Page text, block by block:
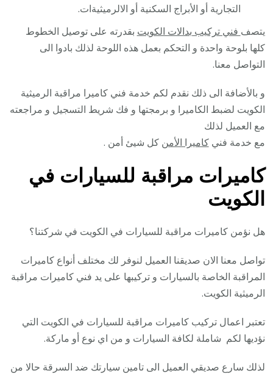
التجارية أو الأبراج السكنية أو الالرميثيةات.
يتصف فني تركيب بدالات الكويت بقدرته على توصيل الخطوط
كلها بلوحة واحدة و التحكم بعمل هذه اللوحة لذلك بادوا الى
التواصل معنا.
و بالأضافة الى ذلك نقدم لكم خدمة فني كاميرا مراقبة الرميثية
الكويت لضبط الكاميرا و برمجتها و فك شريط التسجيل و مراجعته
مع العميل لذلك
مع خدمة فنيكاميرا الأمن كل شيئ أمن .
كاميرات مراقبة للسيارات في
الكويت
هل نؤمن كاميرات مراقبة للسيارات في الكويت في شركتنا؟
تواصل معنا الان صديقنا العميل لنوفر لك مختلف أنواع كاميرات
المراقبة الخاصة بالسيارات و تركيبها على يد فني كاميرات مراقبة
الرميثية الكويت.
تعتبر اعمال تركيب كاميرات مراقبة للسيارات في الكويت التي
نؤديها لكم شاملة لكافة السيارات و من اي نوع أو ماركة.
لذلك سارع صديقي العميل الى تامين سيارتك ضد السرقة حالا من